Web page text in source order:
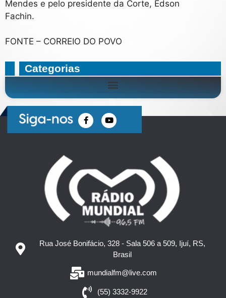
Mendes e pelo presidente da Corte, Edson
Fachin.
FONTE – CORREIO DO POVO
Categorias
Rua José Bonifácio, 328 - Sala 506 a 509, Ijuí, RS,
Brasil
mundialfm@live.com
(55) 3332-9922